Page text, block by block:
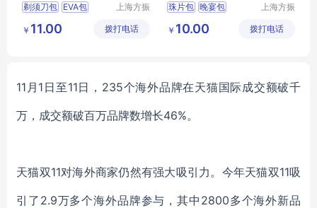
剃须刀包 EVA包
上海方振
有限公司
￥ 11.00 拨打电话
珠片包 晚宴包
手机包
上海方振
有限公司
￥ 10.00 拨打电话
11月 1日至11日， 235个海外品牌在天猫国际成交额破千
万，成交额破百万品牌数增长46%。
天猫双11对海外商家仍然有强大吸引力。今年天猫双11吸
引了2.9万多个海外品牌参与，其中 2800多个海外新品